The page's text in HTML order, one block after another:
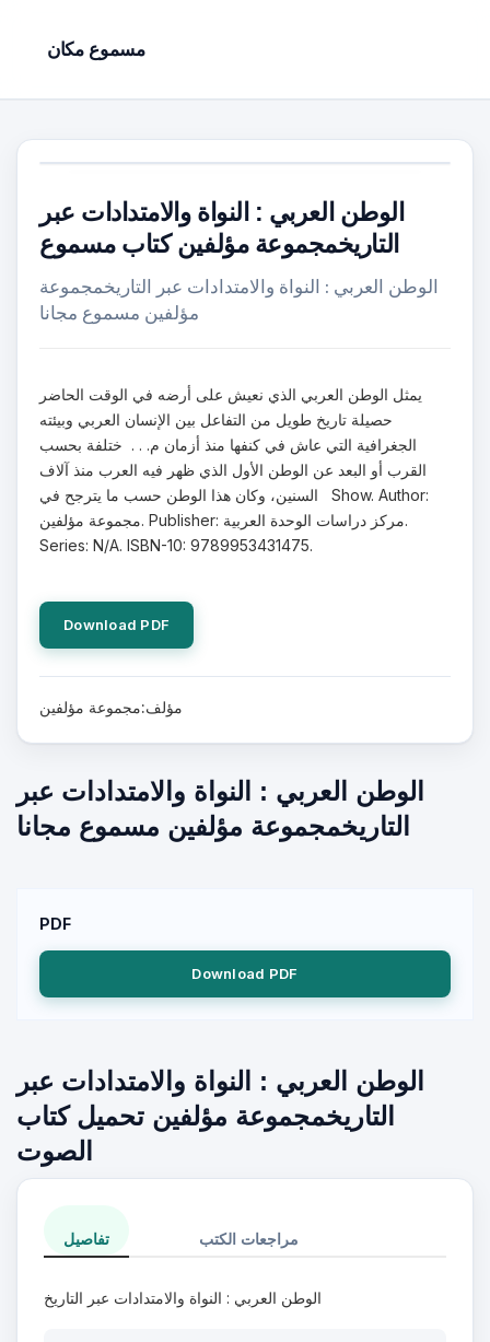
مسموع مكان
الوطن العربي : النواة والامتدادات عبر
التاريخمجموعة مؤلفين كتاب مسموع
الوطن العربي : النواة والامتدادات عبر التاريخمجموعة
مؤلفين مسموع مجانا
يمثل الوطن العربي الذي نعيش على أرضه في الوقت الحاضر
حصيلة تاريخ طويل من التفاعل بين الإنسان العربي وبيئته
الجغرافية التي عاش في كنفها منذ أزمان م. . . ختلفة بحسب
القرب أو البعد عن الوطن الأول الذي ظهر فيه العرب منذ آلاف
السنين، وكان هذا الوطن حسب ما يترجح في Show. Author:
مجموعة مؤلفين. Publisher: مركز دراسات الوحدة العربية.
Series: N/A. ISBN-10: 9789953431475.
Download PDF
مؤلف:مجموعة مؤلفين
الوطن العربي : النواة والامتدادات عبر
التاريخمجموعة مؤلفين مسموع مجانا
PDF
Download PDF
الوطن العربي : النواة والامتدادات عبر
التاريخمجموعة مؤلفين تحميل كتاب
الصوت
تفاصيل مراجعات الكتب
الوطن العربي : النواة والامتدادات عبر التاريخ